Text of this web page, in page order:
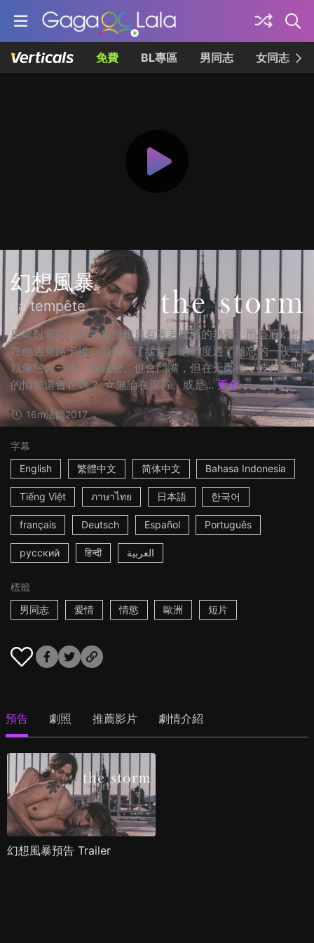
免費 BL專區 男同志 女同志
幻想風暴
La tempête
里歐對電視上的氣象預報員有著著魔般的熱愛，而這股幻想
在他遇見路卡後，似乎有了緩解。他們度過了難忘的一夜，
就像戀人一樣，很親密、也會鬥嘴，但在天亮後，彼此之間
的情愛還會在嗎？ ☆無論在深宵、或是... 更多
16m法國2017
字幕
English
繁體中文 简体中文 Bahasa Indonesia
Tiếng Việt ภาษาไทย 日本語 한국어
français Deutsch Español Português
русский हिन्दी العربية
標籤
男同志
愛情 情慾 歐洲 短片
預告 劇照 推薦影片 劇情介紹
幻想風暴預告 Trailer